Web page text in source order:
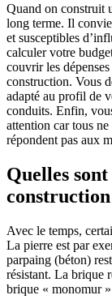
Quand on construit
long terme. Il
et susceptibles
calculer votre
couvrir les
construction. Vous
adapté au profil de
conduits. Enfin,
attention car tous
répondent pas aux
Quelles
construction
Avec le temps,
La pierre est par
parpaing (béton)
résistant. La brique
brique « monomur